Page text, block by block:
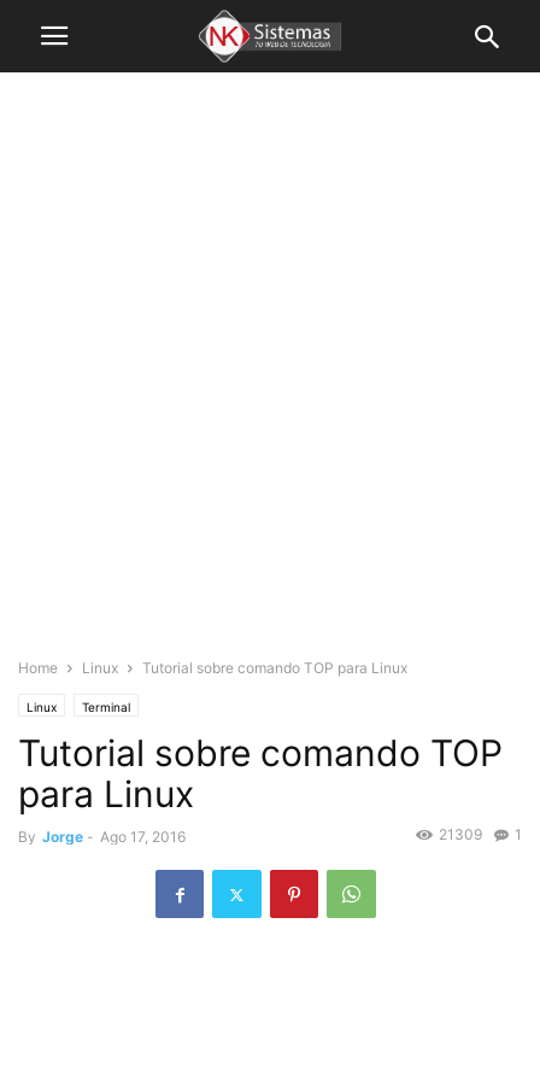
Home Linux Tutorial sobre comando TOP para Linux
Linux Terminal
Tutorial sobre comando TOP
para Linux
By Jorge - Ago 17, 2016 1
21309